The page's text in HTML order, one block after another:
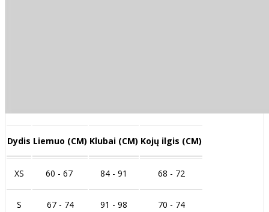
Dydis Liemuo (CM) Klubai (CM) Kojų ilgis (CM)
XS 60 - 67 84 - 91 68 - 72
S 67 - 74 91 - 98 70 - 74